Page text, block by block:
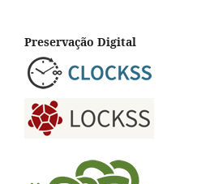
Preservação Digital